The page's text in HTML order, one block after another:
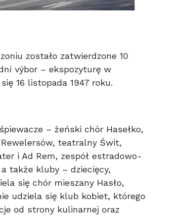
zostało zatwierdzone 10
výbor – ekspozyturę w
16 listopada 1947 roku.
– żeński chór Hasełko,
teatralny Świt,
i Ad Rem, zespół estradowo-
także kluby – dziecięcy,
się chór mieszany Hasło,
udziela się klub kobiet, którego
od strony kulinarnej oraz